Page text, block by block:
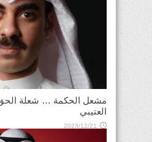
مشعل الحكمة … شعلة
العتيبي
2023/12/21